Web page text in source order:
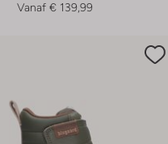
Vanaf € 139,99